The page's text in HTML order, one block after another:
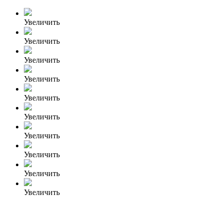
Увеличить
Увеличить
Увеличить
Увеличить
Увеличить
Увеличить
Увеличить
Увеличить
Увеличить
Увеличить